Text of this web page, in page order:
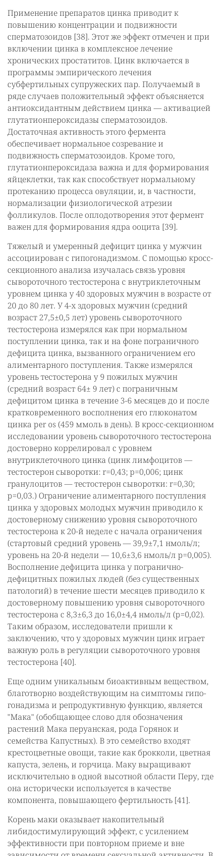
Применение препаратов цинка приводит к
повышению концентрации и подвижности
сперматозоидов [38]. Этот же эффект отмечен и при
включении цинка в комплексное лечение
хронических простатитов. Цинк включается в
программы эмпирического лечения
субфертильных супружеских пар. Получаемый в
ряде случаев положительный эффект объясняется
антиоксидантным действием цинка — активацией
глутатионпероксидазы сперматозоидов.
Достаточная активность этого фермента
обеспечивает нормальное созревание и
подвижность сперматозоидов. Кроме того,
глутатионпероксидаза важна и для формирования
яйцеклетки, так как способствует нормальному
протеканию процесса овуляции, и, в частности,
нормализации физиологической атрезии
фолликулов. После оплодотворения этот фермент
важен для формирования ядра ооцита [39].
Тяжелый и умеренный дефицит цинка у мужчин
ассоциирован с гипогонадизмом. С помощью кросс-
секционного анализа изучалась связь уровня
сывороточного тестостерона с внутриклеточным
уровнем цинка у 40 здоровых мужчин в возрасте от
20 до 80 лет. У 4-х здоровых мужчин (средний
возраст 27,5±0,5 лет) уровень сывороточного
тестостерона измерялся как при нормальном
поступлении цинка, так и на фоне пограничного
дефицита цинка, вызванного ограничением его
алиментарного поступления. Также измерялся
уровень тестостерона у 9 пожилых мужчин
(средний возраст 64± 9 лет) с пограничным
дефицитом цинка в течение 3-6 месяцев до и после
кратковременного восполнения его глюконатом
цинка per os (459 ммоль в день). В кросс-секционном
исследовании уровень сывороточного тестостерона
достоверно коррелировал с уровнем
внутриклеточного цинка (цинк лимфоцитов —
тестостерон сыворотки: r=0,43; p=0,006; цинк
гранулоцитов — тестостерон сыворотки: r=0,30;
p=0,03.) Ограничение алиментарного поступления
цинка у здоровых молодых мужчин приводило к
достоверному снижению уровня сывороточного
тестостерона к 20-й неделе с начала ограничения
(стартовый средний уровень — 39,9±7,1 нмоль/л;
уровень на 20-й недели — 10,6±3,6 нмоль/л p=0,005).
Восполнение дефицита цинка у погранично-
дефицитных пожилых людей (без существенных
патологий) в течение шести месяцев приводило к
достоверному повышению уровня сывороточного
тестостерона с 8,3±6,3 до 16,0±4,4 нмоль/л (p=0,02).
Таким образом, исследователи пришли к
заключению, что у здоровых мужчин цинк играет
важную роль в регуляции сывороточного уровня
тестостерона [40].
Еще одним уникальным биоактивным веществом,
благотворно воздействующим на симптомы гипо-
гонадизма и репродуктивную функцию, является
"Мака" (обобщающее слово для обозначения
растений Мака перуанская, рода Горянок и
семейства Капустных). В это семейство входят
крестоцветные овощи, такие как брокколи, цветная
капуста, зелень, и горчица. Маку выращивают
исключительно в одной высотной области Перу, где
она исторически используется в качестве
компонента, повышающего фертильность [41].
Корень маки оказывает накопительный
либидостимулирующий эффект, с усилением
эффективности при повторном приеме и вне